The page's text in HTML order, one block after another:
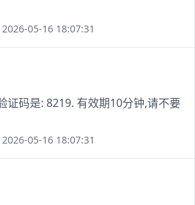
05-16 18:07:31
证码是: 8219. 有效期10分钟,请不要
05-16 18:07:31